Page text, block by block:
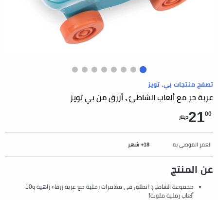
تصفح منتجات بي. تويز
عربة جر مع ألعاب الشاطئ , أزرق من بي تويز
2100 دينار
العمر الموصى به: 18+ شهر
عن المنتج
مجموعة الشاطئ: انطلق في مغامرات رملية مع عربة زرقاء زاهية و10
ألعاب رملية ملونة!